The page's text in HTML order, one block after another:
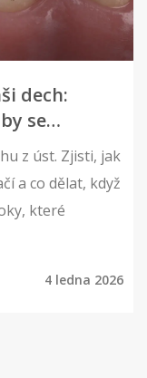
dech:
se
z úst. Zjisti, jak
a co dělat, když
které
4 ledna 2026